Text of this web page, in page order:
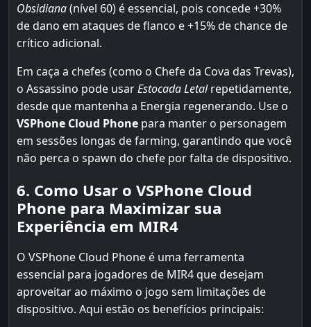
Obsidiana(nível 60) é essencial, pois concede +30%
de dano em ataques de flanco e +15% de chance de
crítico adicional.
Em caça a chefes (como o Chefe da Cova das Trevas),
o Assassino pode usarEstocada Letalrepetidamente,
desde que mantenha a Energia regenerando. Use o
VSPhone Cloud Phone para manter o personagem
em sessões longas de farming, garantindo que você
não perca o spawn do chefe por falta de dispositivo.
6. Como Usar o VSPhone Cloud
Phone para Maximizar sua
Experiência em MIR4
O VSPhone Cloud Phone é uma ferramenta
essencial para jogadores de MIR4 que desejam
aproveitar ao máximo o jogo sem limitações de
dispositivo. Aqui estão os benefícios principais: